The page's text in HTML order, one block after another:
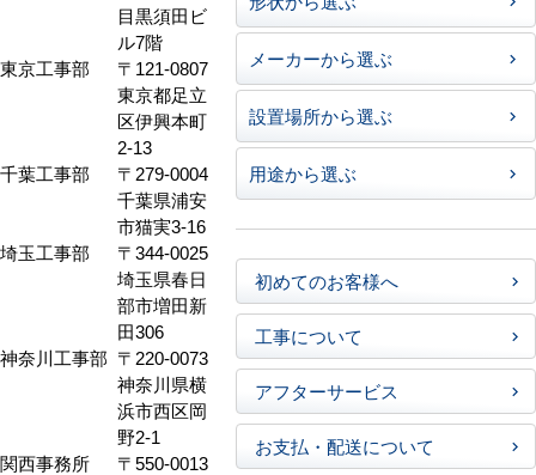
目黒須田ビ
ル7階
東京工事部
〒121-0807
東京都足立
区伊興本町
2-13
千葉工事部
〒279-0004
千葉県浦安
市猫実3-16
埼玉工事部
〒344-0025
埼玉県春日
部市増田新
田306
神奈川工事部 〒220-0073
神奈川県横
浜市西区岡
野2-1
関西事務所
〒550-0013
メーカーから選ぶ
設置場所から選ぶ
用途から選ぶ
初めてのお客様へ
工事について
アフターサービス
お支払・配送について